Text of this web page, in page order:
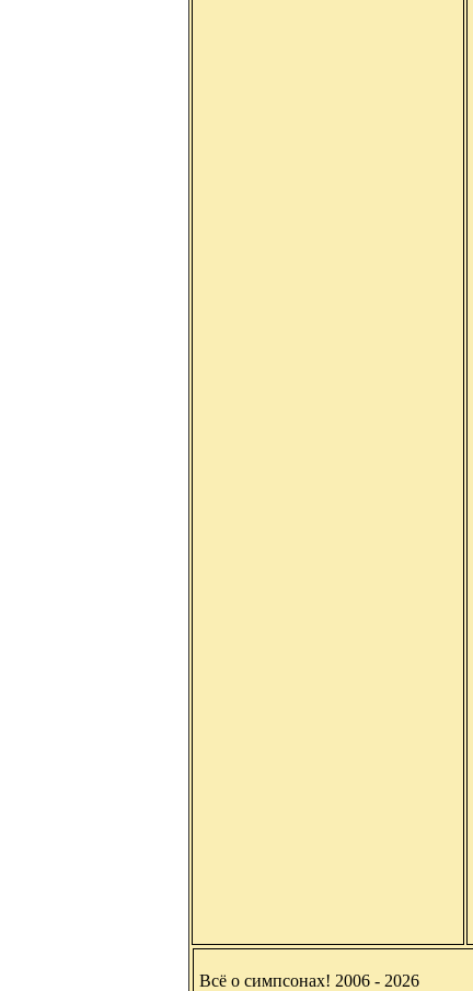
Всё о симпсонах! 2006 - 2026